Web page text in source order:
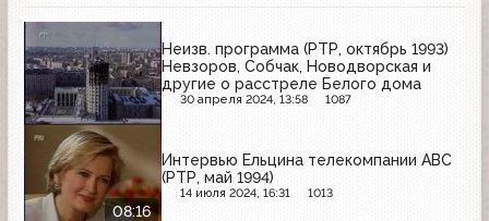
Неизв. программа (РТР, октябрь 1993)
Невзоров, Собчак, Новодворская и
другие о расстреле Белого дома
30 апреля 2024, 13:58 1087
08:16
Интервью Ельцина телекомпании ABC
(РТР, май 1994)
14 июля 2024, 16:31 1013